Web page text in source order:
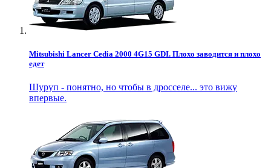
Mitsubishi Lancer Cedia 2000 4G15 GDI. Плохо заводится и плохо
едет
Шуруп - понятно, но чтобы в дросселе... это вижу
впервые.